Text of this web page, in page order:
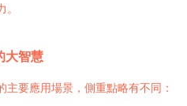
大智慧
要應用場景，側重點略有不同：